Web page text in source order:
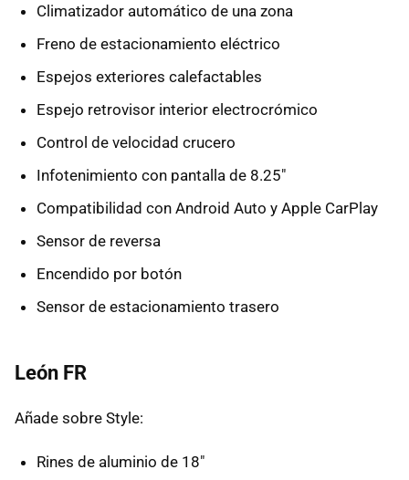
Climatizador automático de una zona
Freno de estacionamiento eléctrico
Espejos exteriores calefactables
Espejo retrovisor interior electrocrómico
Control de velocidad crucero
Infotenimiento con pantalla de 8.25"
Compatibilidad con Android Auto y Apple CarPlay
Sensor de reversa
Encendido por botón
Sensor de estacionamiento trasero
León FR
Añade sobre Style:
Rines de aluminio de 18"